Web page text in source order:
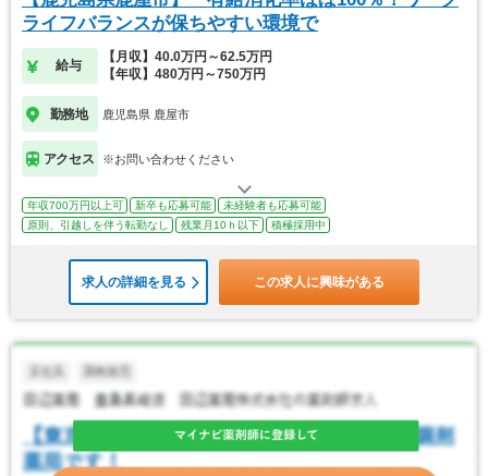
ライフバランスが保ちやすい環境で
給与
【月収】40.0万円～62.5万円
【年収】480万円～750万円
勤務地 鹿児島県 鹿屋市
アクセス ※お問い合わせください
年収700万円以上可 新卒も応募可能
未経験者も応募可能
原則、引越しを伴う転勤なし
残業月10ｈ以下 積極採用中
求人の詳細を見る この求人に興味がある